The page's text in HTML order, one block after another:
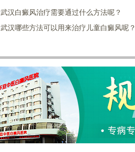
武汉白癜风治疗需要通过什么方法呢？
武汉哪些方法可以用来治疗儿童白癜风呢？